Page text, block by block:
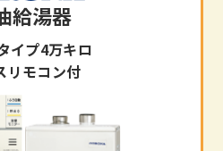
給湯器
イプ4万キロ
リモコン付